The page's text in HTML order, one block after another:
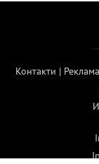
Контакти | Реклама